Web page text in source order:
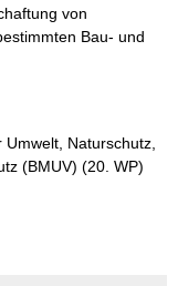
von
Bau- und
Naturschutz,
(BMUV) (20. WP)